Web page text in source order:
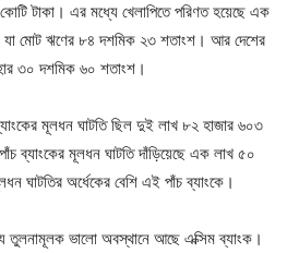
টাকা। এর মধ্যে খেলাপিতে পরিণত হয়েছে এক
যা মোট ঋণের ৮৪ দশমিক ২৩ শতাংশ। আর দেশের
৩০ দশমিক ৬০ শতাংশ।
মূলধন ঘাটতি ছিল দুই লাখ ৮২ হাজার ৬০৩
ব্যাংকের মূলধন ঘাটতি দাঁড়িয়েছে এক লাখ ৫০
ঘাটতির অর্ধেকের বেশি এই পাঁচ ব্যাংকে।
তুলনামূলক ভালো অবস্থানে আছে এক্সিম ব্যাংক।